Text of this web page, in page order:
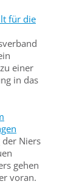
für die
einer
in das
Niers
gehen
voran.